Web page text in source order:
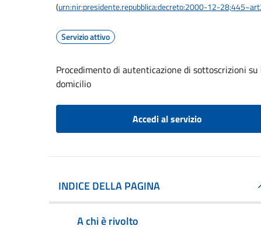
(urn:nir:presidente.repubblica:decreto:2000-12-
Servizio attivo
Procedimento di autenticazione di sottoscrizioni
domicilio
Accedi al servizio
INDICE DELLA PAGINA
A chi è rivolto